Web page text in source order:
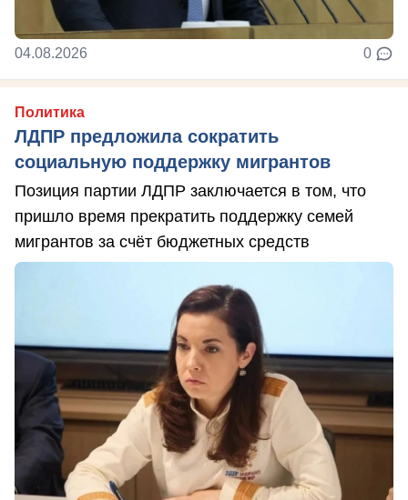
04.08.2026 0
Политика
ЛДПР предложила сократить
социальную поддержку мигрантов
Позиция партии ЛДПР заключается в том, что
пришло время прекратить поддержку семей
мигрантов за счёт бюджетных средств